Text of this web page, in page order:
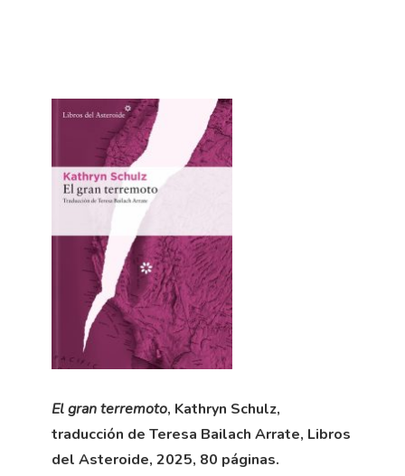
El gran terremoto, Kathryn Schulz,
traducción de Teresa Bailach Arrate, Libros
del Asteroide, 2025, 80 páginas.